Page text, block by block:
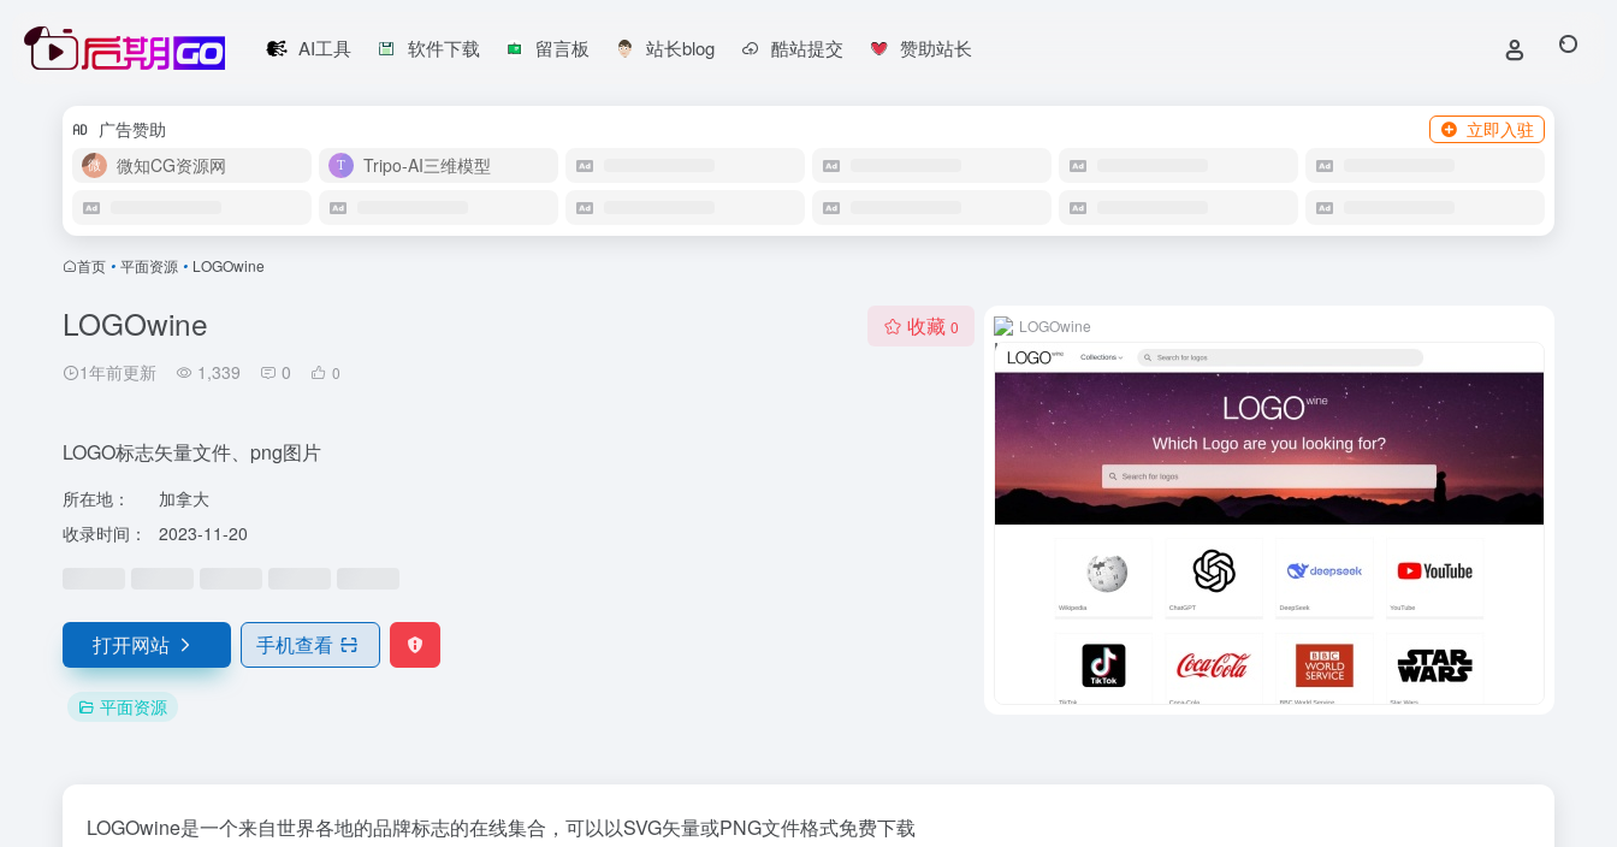
AI工具 软件下载 留言板 站长blog 酷站提交 赞助站长
广告赞助
立即入驻
微知CG资源网
Tripo-AI三维模型
首页 • 平面资源 • LOGOwine
LOGOwine
1年前更新 1,339 0 0
收藏 0
LOGO标志矢量文件、png图片
所在地：
加拿大
收录时间：
2023-11-20
打开网站 手机查看
平面资源
LOGOwine
LOGOwine是一个来自世界各地的品牌标志的在线集合，可以以SVG矢量或PNG文件格式免费下载